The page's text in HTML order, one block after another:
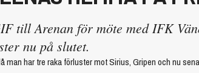
till Arenan för möte med IFK
nu på slutet.
man har tre raka förluster mot Sirius, Gripen och nu